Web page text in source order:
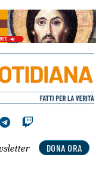
DONA ORA